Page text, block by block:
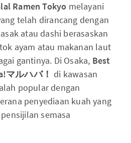
Ramen Tokyo melayani
telah dirancang dengan
atau dashi berasaskan
ayam atau makanan laut
gantinya. Di Osaka, Best
マルハバ！ di kawasan
popular dengan
penyediaan kuah yang
semasa